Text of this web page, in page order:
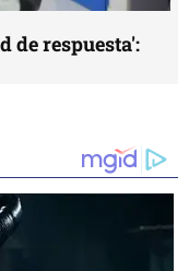
de respuesta':